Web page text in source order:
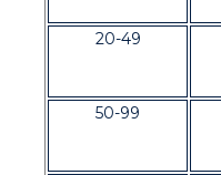
20-49
50-99